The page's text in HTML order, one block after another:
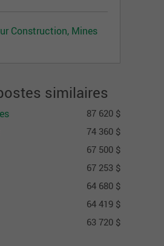
Construction, Mines
similaires
87 620 $
74 360 $
67 500 $
67 253 $
64 680 $
64 419 $
63 720 $